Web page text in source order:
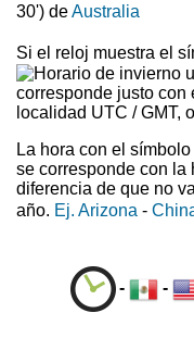
30') deAustralia
Si el reloj muestra el
corresponde justo con
localidad UTC / GMT,
La hora con el símbolo
se corresponde con la
diferencia de que no
año. Ej. Arizona -
- -